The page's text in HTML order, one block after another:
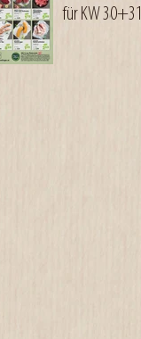
für KW 30+31